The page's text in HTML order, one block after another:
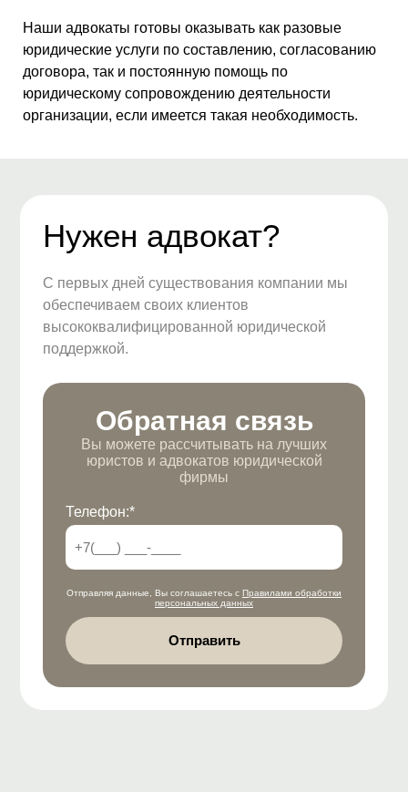
Наши адвокаты готовы оказывать как разовые
юридические услуги по составлению, согласованию
договора, так и постоянную помощь по
юридическому сопровождению деятельности
организации, если имеется такая необходимость.
Нужен адвокат?
С первых дней существования компании мы
обеспечиваем своих клиентов
высококвалифицированной юридической
поддержкой.
Обратная связь
Вы можете рассчитывать на лучших
юристов и адвокатов юридической
фирмы
Телефон:*
Отправляя данные, Вы соглашаетесь с Правилами обработки
персональных данных
Отправить